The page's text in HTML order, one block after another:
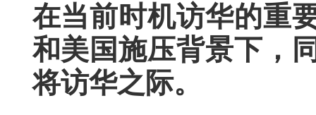
在当前时机访华的重
和美国施压背景下，
将访华之际。